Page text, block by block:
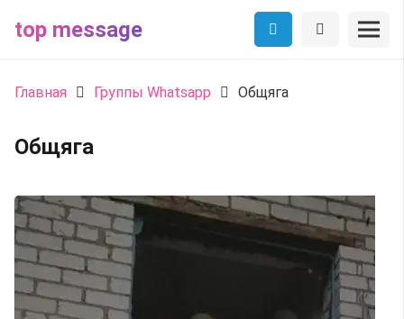
top message
Главная Группы Whatsapp Общяга
Общяга